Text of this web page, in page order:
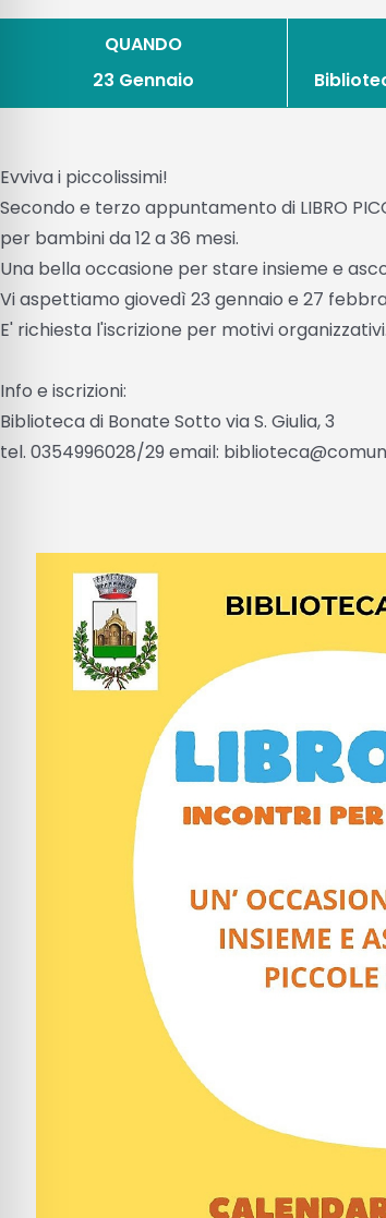
QUANDO
23 Gennaio
Evviva i piccolissimi!
Secondo e terzo appuntamento di LIBRO
per bambini da 12 a 36 mesi.
Una bella occasione per stare insieme e
Vi aspettiamo giovedì 23 gennaio e 27
E' richiesta l'iscrizione per motivi organizzativi.
Info e iscrizioni:
Biblioteca di Bonate Sotto via S. Giulia, 3
tel. 0354996028/29 email: